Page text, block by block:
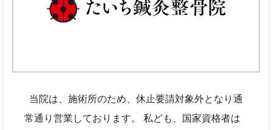
当院は、施術所のため、休止要請対象外となり通
常通り営業しております。 私ども、国家資格者は